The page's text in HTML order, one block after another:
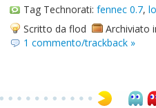
Tag Technorati: fennec 0.7,
Scritto da flod
Archiviato
1 commento/trackback »